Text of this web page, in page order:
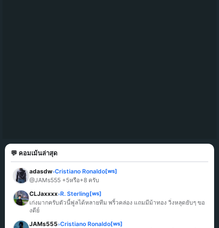
💬 คอมเม้นล่าสุด
adasdw»Cristiano Ronaldo[ws]
@JAMs555 +5หรือ+8 ครับ
CLJaxxxx»R. Sterling[ws]
เก่งมากครับตัวนี้ฟูลได้หลายทีม พริ้วคล่อง แถมมีม้าทอง วิ่งหลุดยับๆ ขอ
งดีย์
JAMs555»Cristiano Ronaldo[ws]